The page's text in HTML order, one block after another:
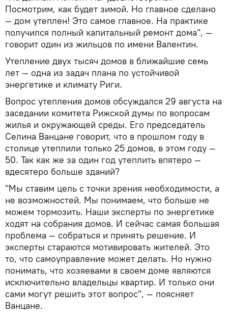
Посмотрим, как будет зимой. Но главное сделано
— дом утеплен! Это самое главное. На практике
получился полный капитальный ремонт дома", —
говорит один из жильцов по имени Валентин.
Утепление двух тысяч домов в ближайшие семь
лет — одна из задач плана по устойчивой
энергетике и климату Риги.
Вопрос утепления домов обсуждался 29 августа на
заседании комитета Рижской думы по вопросам
жилья и окружающей среды. Его председатель
Селина Ванцане говорит, что в прошлом году в
столице утеплили только 25 домов, в этом году —
50. Так как же за один год утеплить впятеро —
вдесятеро больше зданий?
"Мы ставим цель с точки зрения необходимости, а
не возможностей. Мы понимаем, что больше не
можем тормозить. Наши эксперты по энергетике
ходят на собрания домов. И сейчас самая большая
проблема — собраться и принять решение. И
эксперты стараются мотивировать жителей. Это
то, что самоуправление может делать. Но нужно
понимать, что хозяевами в своем доме являются
исключительно владельцы квартир. И только они
сами могут решить этот вопрос", — поясняет
Ванцане.